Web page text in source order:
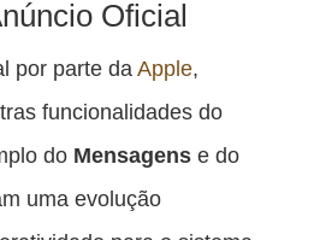
Oficial
por parte daApple,
funcionalidades do
do Mensagens e do
uma evolução